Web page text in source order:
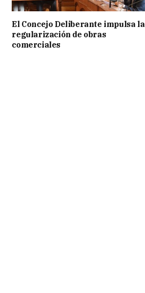
El Concejo Deliberante impulsa la
regularización de obras
comerciales